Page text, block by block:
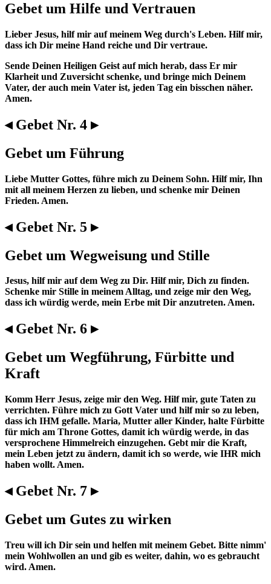
Gebet um Hilfe und Vertrauen
Lieber Jesus, hilf mir auf meinem Weg durch's Leben. Hilf mir,
dass ich Dir meine Hand reiche und Dir vertraue.
Sende Deinen Heiligen Geist auf mich herab, dass Er mir
Klarheit und Zuversicht schenke, und bringe mich Deinem
Vater, der auch mein Vater ist, jeden Tag ein bisschen näher.
Amen.
◂ Gebet Nr. 4 ▸
Gebet um Führung
Liebe Mutter Gottes, führe mich zu Deinem Sohn. Hilf mir, Ihn
mit all meinem Herzen zu lieben, und schenke mir Deinen
Frieden. Amen.
◂ Gebet Nr. 5 ▸
Gebet um Wegweisung und Stille
Jesus, hilf mir auf dem Weg zu Dir. Hilf mir, Dich zu finden.
Schenke mir Stille in meinem Alltag, und zeige mir den Weg,
dass ich würdig werde, mein Erbe mit Dir anzutreten. Amen.
◂ Gebet Nr. 6 ▸
Gebet um Wegführung, Fürbitte und
Kraft
Komm Herr Jesus, zeige mir den Weg. Hilf mir, gute Taten zu
verrichten. Führe mich zu Gott Vater und hilf mir so zu leben,
dass ich IHM gefalle. Maria, Mutter aller Kinder, halte Fürbitte
für mich am Throne Gottes, damit ich würdig werde, in das
versprochene Himmelreich einzugehen. Gebt mir die Kraft,
mein Leben jetzt zu ändern, damit ich so werde, wie IHR mich
haben wollt. Amen.
◂ Gebet Nr. 7 ▸
Gebet um Gutes zu wirken
Treu will ich Dir sein und helfen mit meinem Gebet. Bitte nimm'
mein Wohlwollen an und gib es weiter, dahin, wo es gebraucht
wird. Amen.